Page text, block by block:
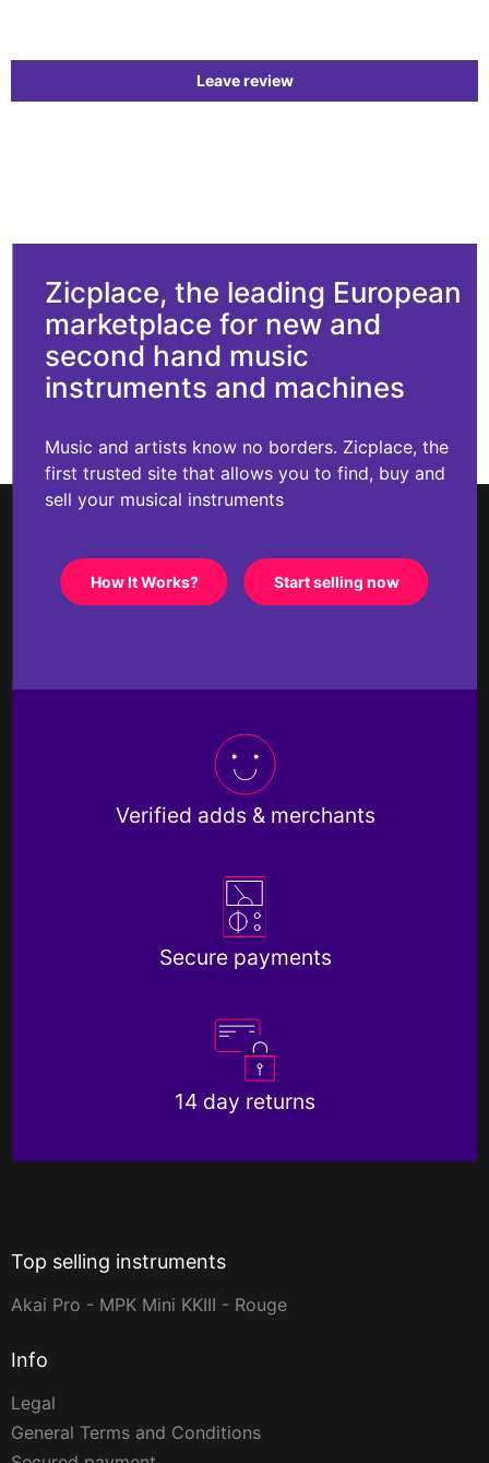
Leave review
Zicplace, the leading European
marketplace for new and
second hand music
instruments and machines
Music and artists know no borders. Zicplace, the
first trusted site that allows you to find, buy and
sell your musical instruments
How It Works? Start selling now
Verified adds & merchants
Secure payments
14 day returns
Top selling instruments
Akai Pro - MPK Mini KKIII - Rouge
Info
Legal
General Terms and Conditions